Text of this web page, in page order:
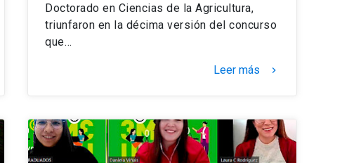
Doctorado en Ciencias de la Agricultura,
triunfaron en la décima versión del concurso
que…
Leer más keyboard_arrow_right